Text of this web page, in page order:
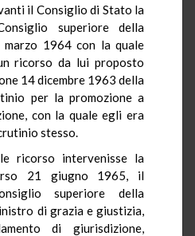
il Consiglio di Stato la
superiore della
1964 con la quale
ricorso da lui proposto
14 dicembre 1963 della
per la promozione a
con la quale egli era
stesso.
ricorso intervenisse la
21 giugno 1965, il
superiore della
di grazia e giustizia,
di giurisdizione,